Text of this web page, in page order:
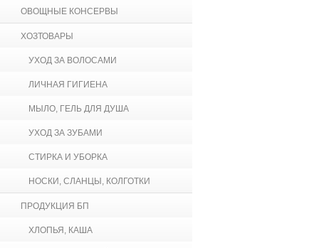
ОВОЩНЫЕ КОНСЕРВЫ
ХОЗТОВАРЫ
УХОД ЗА ВОЛОСАМИ
ЛИЧНАЯ ГИГИЕНА
МЫЛО, ГЕЛЬ ДЛЯ ДУША
УХОД ЗА ЗУБАМИ
СТИРКА И УБОРКА
НОСКИ, СЛАНЦЫ, КОЛГОТКИ
ПРОДУКЦИЯ БП
ХЛОПЬЯ, КАША